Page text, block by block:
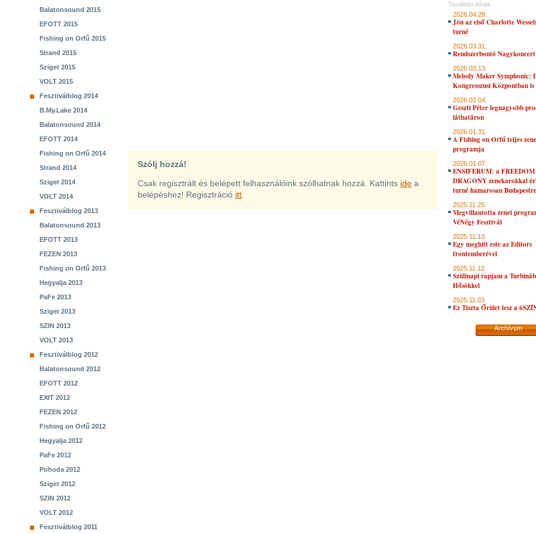
Balatonsound 2015
EFOTT 2015
Fishing on Orfű 2015
Strand 2015
Sziget 2015
VOLT 2015
Fesztiválblog 2014
B.My.Lake 2014
Balatonsound 2014
EFOTT 2014
Fishing on Orfű 2014
Strand 2014
Sziget 2014
VOLT 2014
Fesztiválblog 2013
Balatonsound 2013
EFOTT 2013
FEZEN 2013
Fishing on Orfű 2013
Hegyalja 2013
PaFe 2013
Sziget 2013
SZIN 2013
VOLT 2013
Fesztiválblog 2012
Balatonsound 2012
EFOTT 2012
EXIT 2012
FEZEN 2012
Fishing on Orfű 2012
Hegyalja 2012
PaFe 2012
Pohoda 2012
Sziget 2012
SZIN 2012
VOLT 2012
Fesztiválblog 2011
Szólj hozzá!
Csak regisztrált és belépett felhasználóink szólhatnak hozzá. Kattints ide a
belépéshez! Regisztráció itt
További hírek
2026.04.28.
Jön az első Charlotte
turné
2026.03.31.
Rendszerbontó Nagykoncert
2026.03.13.
Melody Maker Symphonic:
Kongresszusi Központban is
2026.02.04.
Geszti Péter legnagyobb
láthatáron
2026.01.31.
A Fishing on Orfű teljes
programja
2026.01.07.
ENSIFERUM: a
DRAGONY zenekarokkal
turné hamarosan Budapestre
2025.11.25.
Megvillantotta zenei
VéNégy Fesztivál
2025.11.13.
Egy meghitt este az Editors
frontemberével
2025.11.12.
Szülinapi rapjam a
Hősökkel
2025.11.03.
Ez Tiszta Őrület lesz a
Archívum